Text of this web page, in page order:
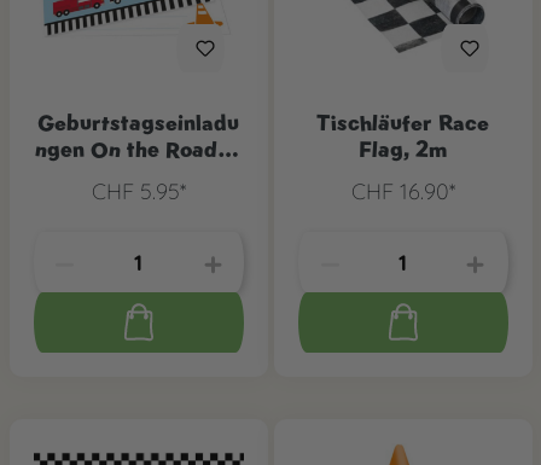
Geburtstagseinladu
ngen On the Road, 8
CHF 5.95*
Tischläufer Race
Flag, 2m
CHF 16.90*